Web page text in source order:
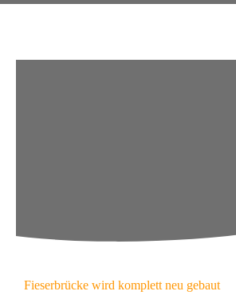
Fieserbrücke wird komplett neu gebaut